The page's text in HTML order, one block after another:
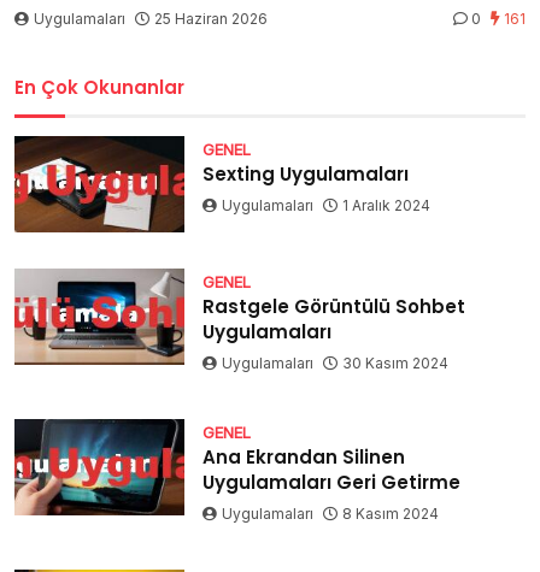
Uygulamaları 25 Haziran 2026 0 161
En Çok Okunanlar
GENEL
Sexting Uygulamaları
Uygulamaları 1 Aralık 2024
GENEL
Rastgele Görüntülü Sohbet
Uygulamaları
Uygulamaları 30 Kasım 2024
GENEL
Ana Ekrandan Silinen
Uygulamaları Geri Getirme
Uygulamaları 8 Kasım 2024